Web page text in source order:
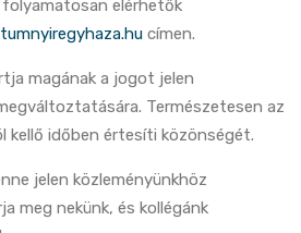
elérhetők
címen.
magának a jogot jelen
Természetesen az
kellő időben értesíti közönségét.
jelen közleményünkhöz
meg nekünk, és kollégánk